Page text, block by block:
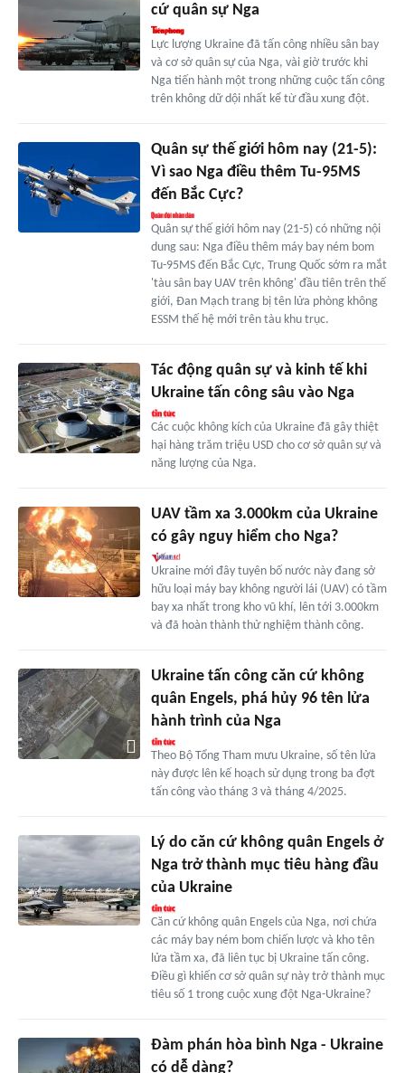
cứ quân sự Nga
Lực lượng Ukraine đã tấn công nhiều sân bay
và cơ sở quân sự của Nga, vài giờ trước khi
Nga tiến hành một trong những cuộc tấn công
trên không dữ dội nhất kể từ đầu xung đột.
Quân sự thế giới hôm nay (21-5):
Vì sao Nga điều thêm Tu-95MS
đến Bắc Cực?
Quân sự thế giới hôm nay (21-5) có những nội
dung sau: Nga điều thêm máy bay ném bom
Tu-95MS đến Bắc Cực, Trung Quốc sớm ra mắt
'tàu sân bay UAV trên không' đầu tiên trên thế
giới, Đan Mạch trang bị tên lửa phòng không
ESSM thế hệ mới trên tàu khu trục.
Tác động quân sự và kinh tế khi
Ukraine tấn công sâu vào Nga
Các cuộc không kích của Ukraine đã gây thiệt
hại hàng trăm triệu USD cho cơ sở quân sự và
năng lượng của Nga.
UAV tầm xa 3.000km của Ukraine
có gây nguy hiểm cho Nga?
Ukraine mới đây tuyên bố nước này đang sở
hữu loại máy bay không người lái (UAV) có tầm
bay xa nhất trong kho vũ khí, lên tới 3.000km
và đã hoàn thành thử nghiệm thành công.
Ukraine tấn công căn cứ không
quân Engels, phá hủy 96 tên lửa
hành trình của Nga
Theo Bộ Tổng Tham mưu Ukraine, số tên lửa
này được lên kế hoạch sử dụng trong ba đợt
tấn công vào tháng 3 và tháng 4/2025.
Lý do căn cứ không quân Engels ở
Nga trở thành mục tiêu hàng đầu
của Ukraine
Căn cứ không quân Engels của Nga, nơi chứa
các máy bay ném bom chiến lược và kho tên
lửa tầm xa, đã liên tục bị Ukraine tấn công.
Điều gì khiến cơ sở quân sự này trở thành mục
tiêu số 1 trong cuộc xung đột Nga-Ukraine?
Đàm phán hòa bình Nga - Ukraine
có dễ dàng?